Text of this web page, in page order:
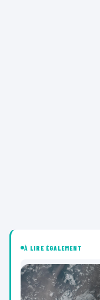
À LIRE ÉGALEMENT